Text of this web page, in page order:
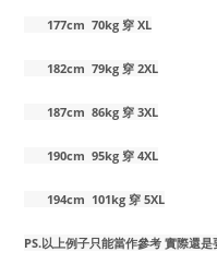
177cm 70kg 穿 XL
182cm 79kg 穿 2XL
187cm 86kg 穿 3XL
190cm 95kg 穿 4XL
194cm 101kg 穿 5XL
PS.以上例子只能當作參考 實際還